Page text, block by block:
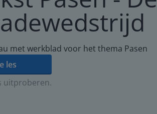
met werkblad voor het thema Pasen
les
uitproberen.